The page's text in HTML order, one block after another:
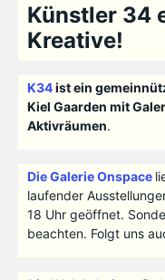
Künstler 34
Kreative!
K34ist ein
Kiel Gaarden mit
Aktivräumen.
Die Galerie Onspace
laufender
18 Uhr geöffnet.
beachten. Folgt uns